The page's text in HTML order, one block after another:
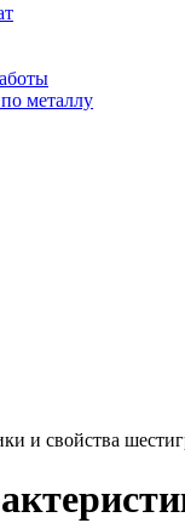
металлу
и свойства